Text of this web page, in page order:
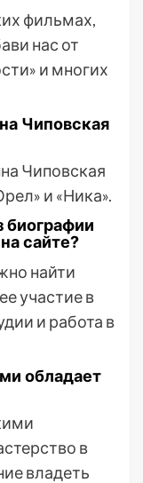
фильмах,
нас от
и многих
Чиповская
Чиповская
и «Ника».
биографии
сайте?
найти
участие в
и работа в
обладает
в
владеть